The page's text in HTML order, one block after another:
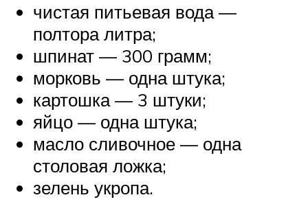
чистая питьевая вода —
полтора литра;
шпинат — 300 грамм;
морковь — одна штука;
картошка — 3 штуки;
яйцо — одна штука;
масло сливочное — одна
столовая ложка;
зелень укропа.